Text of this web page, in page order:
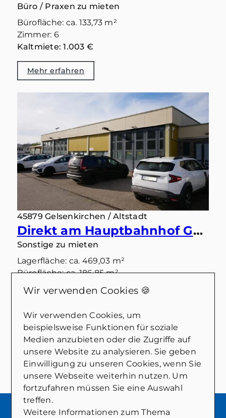
Büro / Praxen zu mieten
Bürofläche: ca. 133,73 m²
Zimmer: 6
Kaltmiete: 1.003 €
Mehr erfahren
45879 Gelsenkirchen / Altstadt
Direkt am Hauptbahnhof GE! 745 m³ große Büro- u. Lagerfläche (ehem. Werkstatt) zu vermieten
Sonstige zu mieten
Lagerfläche: ca. 469,03 m²
Bürofläche: ca. 186,85 m²
Zimmer: 9
Kaltmiete: 4.470,66 €
Mehr erfahren
« ‹ 3 › »
Wir verwenden Cookies 🍪
Wir verwenden Cookies, um
beispielsweise Funktionen für soziale
Medien anzubieten oder die Zugriffe auf
unsere Website zu analysieren. Sie geben
Einwilligung zu unseren Cookies, wenn Sie
unsere Webseite weiterhin nutzen. Um
fortzufahren müssen Sie eine Auswahl
treffen.
Weitere Informationen zum Thema